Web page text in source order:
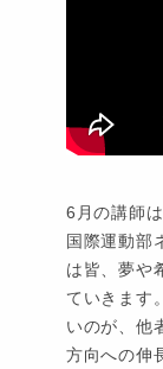
6月の講師
国際運動部
は皆、夢や
ていきます
いのが、他
方向への伸